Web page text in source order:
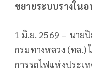
ขยายระบบรางใน
1 มิ.ย. 2569 – นา
กรมทางหลวง (ทล.)
การรถไฟแห่งประเ